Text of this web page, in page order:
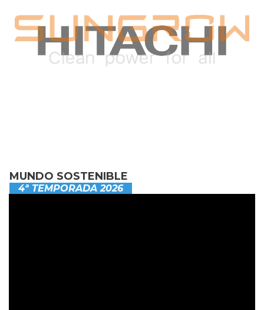
MUNDO SOSTENIBLE
4ª TEMPORADA 2026